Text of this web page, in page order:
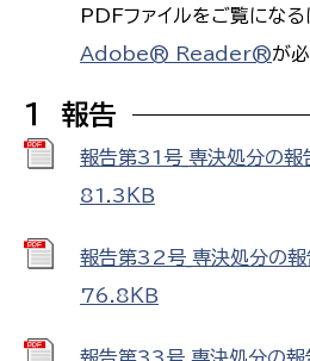
PDFファイルをご覧になる
Adobe® Reader®が必
１ 報告
報告第31号_専決処分の報
81.3ＫＢ
報告第32号_専決処分の報
76.8ＫＢ